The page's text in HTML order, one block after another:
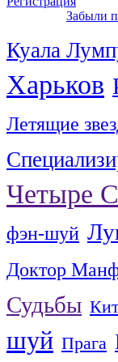
Забыли
Куала
Харьков
Летящие
Четыре
фэн-шуй
Доктор
Судьбы
шуй Прага